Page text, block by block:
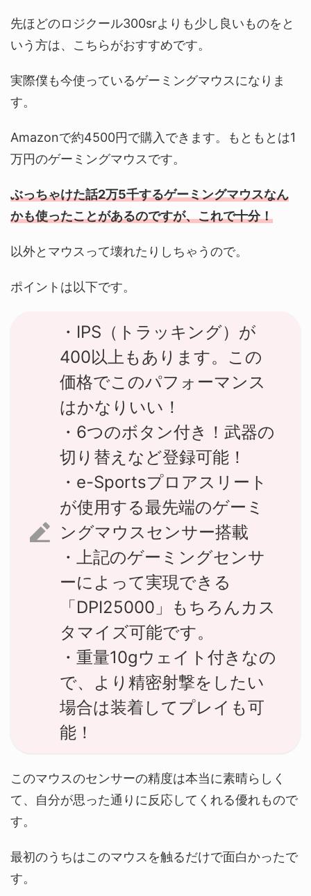
先ほどのロジクール300srよりも少し良いものをと
いう方は、こちらがおすすめです。
実際僕も今使っているゲーミングマウスになりま
す。
Amazonで約4500円で購入できます。もともとは1
万円のゲーミングマウスです。
ぶっちゃけた話2万5千するゲーミングマウスなん
かも使ったことがあるのですが、これで十分！
以外とマウスって壊れたりしちゃうので。
ポイントは以下です。
・IPS（トラッキング）が
400以上もあります。この
価格でこのパフォーマンス
はかなりいい！
・6つのボタン付き！武器の
切り替えなど登録可能！
・e-Sportsプロアスリート
が使用する最先端のゲーミ
ングマウスセンサー搭載
・上記のゲーミングセンサ
ーによって実現できる
「DPI25000」もちろんカス
タマイズ可能です。
・重量10gウェイト付きなの
で、より精密射撃をしたい
場合は装着してプレイも可
能！
このマウスのセンサーの精度は本当に素晴らしく
て、自分が思った通りに反応してくれる優れもので
す。
最初のうちはこのマウスを触るだけで面白かったで
す。